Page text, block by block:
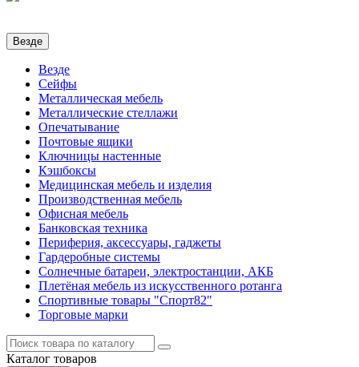
Везде
Везде
Сейфы
Металлическая мебель
Металлические стеллажи
Опечатывание
Почтовые ящики
Ключницы настенные
Кэшбоксы
Медицинская мебель и изделия
Производственная мебель
Офисная мебель
Банковская техника
Периферия, аксессуары, гаджеты
Гардеробные системы
Солнечные батареи, электростанции, АКБ
Плетёная мебель из искусственного ротанга
Спортивные товары "Спорт82"
Торговые марки
Каталог товаров